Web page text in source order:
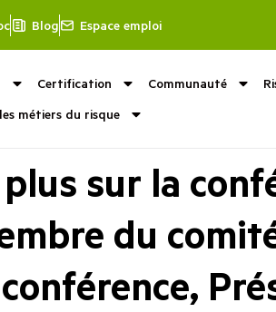
Blog Espace emploi
Certification Communauté
métiers du risque
sur la
du